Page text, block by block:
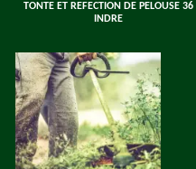
TONTE ET REFECTION DE PELOUSE 36
INDRE